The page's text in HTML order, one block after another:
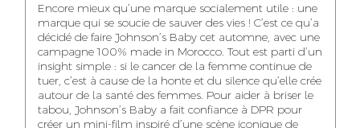
KARIM OUNZAR
AUDIOVISUAL
CONTENT CREATOR
ZAKARIA BENNANI
TRAFFIC MANAGER
NOUR-ELHOUDA
YOUBI IDRISSI
PROJECT
MANAGER
Encore mieux qu’une marque socialement utile : une
marque qui se soucie de sauver des vies ! C’est ce qu’a
décidé de faire Johnson’s Baby cet automne, avec une
campagne 100% made in Morocco. Tout est parti d’un
insight simple : si le cancer de la femme continue de
tuer, c’est à cause de la honte et du silence qu’elle crée
autour de la santé des femmes. Pour aider à briser le
tabou, Johnson’s Baby a fait confiance à DPR pour
créer un mini-film inspiré d’une scène iconique de